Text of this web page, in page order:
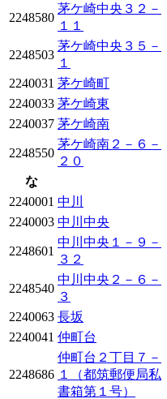
2248580
茅ケ崎中央３２－
１１
2248503
茅ケ崎中央３５－
１
2240031 茅ケ崎町
2240033 茅ケ崎東
2240037 茅ケ崎南
2248550
茅ケ崎南２－６－
２０
な
2240001 中川
2240003 中川中央
2248601
中川中央１－９－
３２
2248540
中川中央２－６－
３
2240063 長坂
2240041 仲町台
2248686
仲町台２丁目７－
１（都筑郵便局私
書箱第１号）